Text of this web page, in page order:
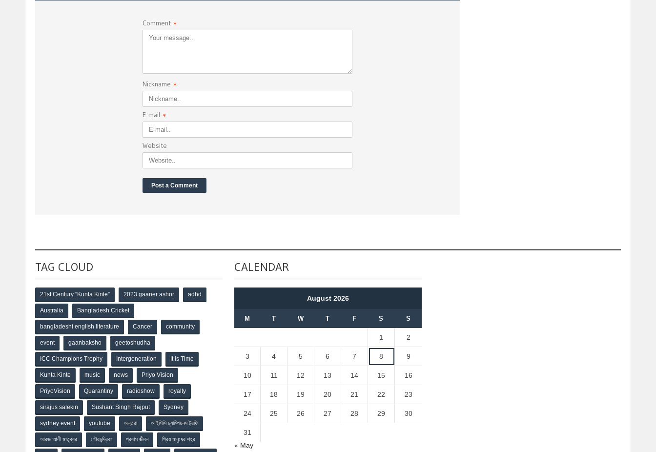
Comment *
Nickname *
E-mail *
Website
TAG CLOUD
21st Century “Kunta Kinte” 2023 gaaner ashor adhd
Australia Bangladesh Cricket
bangladeshi english literature Cancer community
event gaanbaksho geetoshudha
ICC Champions Trophy Intergeneration It is Time
Kunta Kinte music news Priyo Vision
PriyoVision Quarantiny radioshow royalty
sirajus salekin Sushant Singh Rajput Sydney
sydney event youtube অন্তরা আইসিসি চ্যাম্পিয়নস ট্রফি
আরজ আলী মাতুব্বর গৌরচন্দ্রিকা প্রবাস জীবন প্রিয় মানুষের শহর
CALENDAR
August 2026
M T W T F S S
1 2
3 4 5 6 7 8 9
10 11 12 13 14 15 16
17 18 19 20 21 22 23
24 25 26 27 28 29 30
31
« May